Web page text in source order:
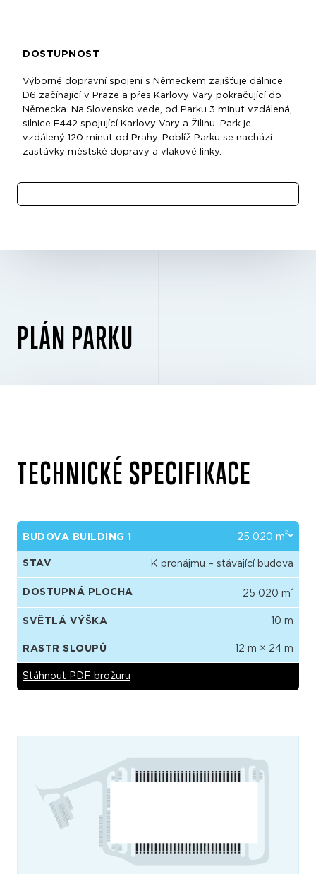
DOSTUPNOST
Výborné dopravní spojení s Německem zajišťuje dálnice
D6 začínající v Praze a přes Karlovy Vary pokračující do
Německa. Na Slovensko vede, od Parku 3 minut vzdálená,
silnice E442 spojující Karlovy Vary a Žilinu. Park je
vzdálený 120 minut od Prahy. Poblíž Parku se nachází
zastávky městské dopravy a vlakové linky.
PLÁN PARKU
TECHNICKÉ SPECIFIKACE
BUDOVA BUILDING 1 25 020 m
2
STAV K pronájmu – stávající budova
DOSTUPNÁ PLOCHA 25 020 m
2
SVĚTLÁ VÝŠKA 10 m
RASTR SLOUPŮ 12 m × 24 m
Stáhnout PDF brožuru